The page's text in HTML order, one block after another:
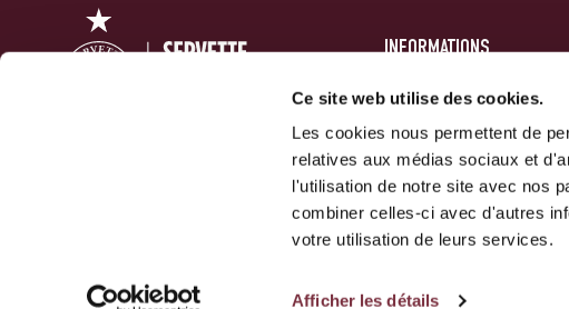
Ce site web utilise des cookies.
Les cookies nous permettent de
relatives aux médias sociaux et
l'utilisation de notre site avec nos
combiner celles-ci avec d'autres
votre utilisation de leurs services.
Afficher les détails
INFORMATIONS
PRESSE
FORUM
ACTUALITÉS
GALERIES